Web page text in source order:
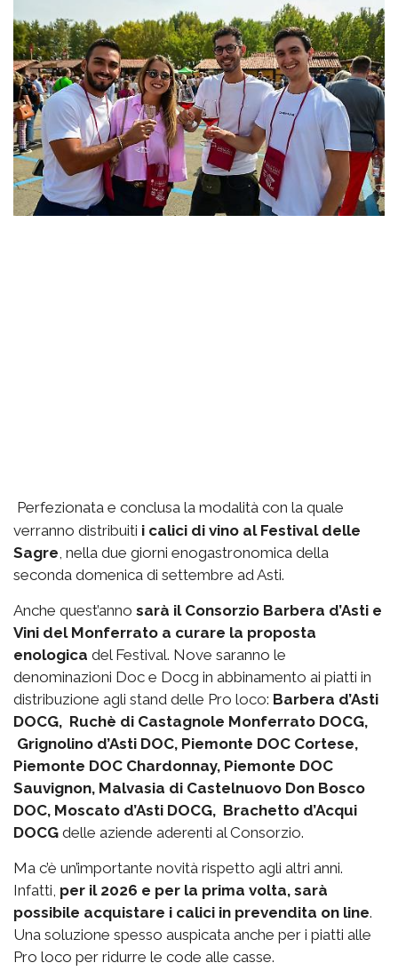
Perfezionata e conclusa la modalità con la quale
verranno distribuiti i calici di vino al Festival delle
Sagre , nella due giorni enogastronomica della
seconda domenica di settembre ad Asti.
Anche quest’anno sarà il Consorzio Barbera d’Asti e
Vini del Monferrato a curare la proposta
enologica del Festival. Nove saranno le
denominazioni Doc e Docg in abbinamento ai piatti in
distribuzione agli stand delle Pro loco: Barbera d’Asti
DOCG, Ruchè di Castagnole Monferrato DOCG,
Grignolino d’Asti DOC, Piemonte DOC Cortese,
Piemonte DOC Chardonnay, Piemonte DOC
Sauvignon, Malvasia di Castelnuovo Don Bosco
DOC, Moscato d’Asti DOCG, Brachetto d’Acqui
DOCG delle aziende aderenti al Consorzio.
Ma c’è un’importante novità rispetto agli altri anni.
Infatti, per il 2026 e per la prima volta, sarà
possibile acquistare i calici in prevendita on line.
Una soluzione spesso auspicata anche per i piatti alle
Pro loco per ridurre le code alle casse.